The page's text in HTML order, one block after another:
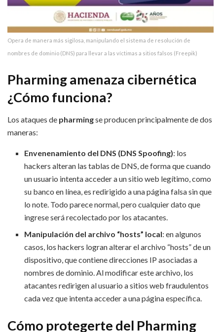
Opera de manera más sigilosa, manipulando el sistema de resolución de
nombres de dominio (DNS) para llevar a las víctimas a sitios falsos (Freepik)
Pharming amenaza cibernética
¿Cómo funciona?
Los ataques de pharmingse producen principalmente de dos
maneras:
Envenenamiento del DNS (DNS Spoofing): los
hackers alteran las tablas de DNS, de forma que cuando
un usuario intenta acceder a un sitio web legítimo, como
su banco en línea, es redirigido a una página falsa sin que
lo note. Todo parece normal, pero cualquier dato que
ingrese será recolectado por los atacantes.
Manipulación del archivo “hosts” local: en algunos
casos, los hackers logran alterar el archivo “hosts” de un
dispositivo, que contiene direcciones IP asociadas a
nombres de dominio. Al modificar este archivo, los
atacantes redirigen al usuario a sitios web fraudulentos
cada vez que intenta acceder a una página específica.
Cómo protegerte del Pharming